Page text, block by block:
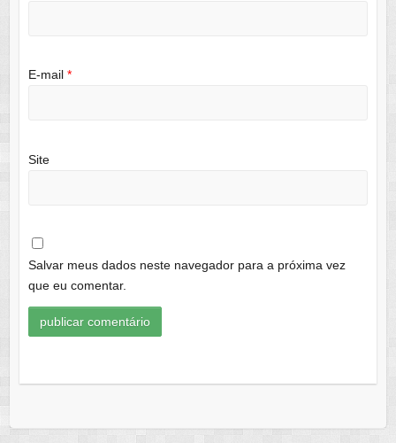
E-mail *
Site
Salvar meus dados neste navegador para a próxima vez
que eu comentar.